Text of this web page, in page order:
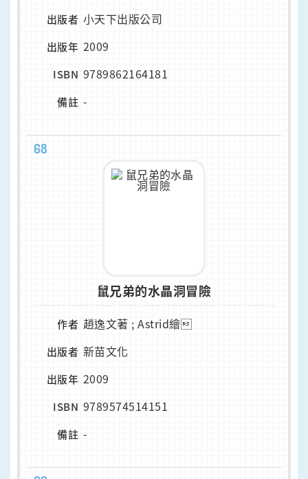
出版者 小天下出版公司
出版年 2009
ISBN 9789862164181
備註 -
68
鼠兄弟的水晶洞冒險
作者 趙逸文著 ; Astrid繪
出版者 新苗文化
出版年 2009
ISBN 9789574514151
備註 -